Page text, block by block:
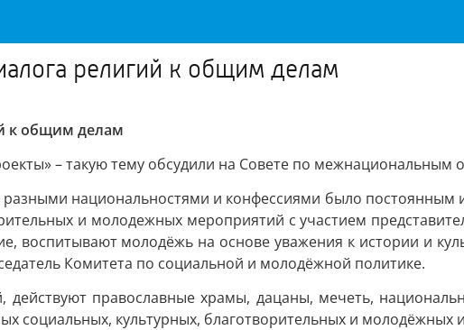
религий к общим делам
к общим делам
– такую тему обсудили на Совете по
национальностями и конфессиями было
и молодежных мероприятий с участием
воспитывают молодёжь на основе уважения к истории и
Комитета по социальной и молодёжной политике.
действуют православные храмы, дацаны, мечеть,
социальных, культурных, благотворительных и молодёжных